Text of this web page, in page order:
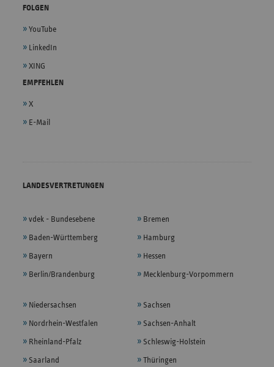
FOLGEN
YouTube
LinkedIn
XING
EMPFEHLEN
X
E-Mail
LANDESVERTRETUNGEN
vdek - Bundesebene
Baden-Württemberg
Bayern
Berlin/Brandenburg
Bremen
Hamburg
Hessen
Mecklenburg-Vorpommern
Niedersachsen
Nordrhein-Westfalen
Rheinland-Pfalz
Saarland
Sachsen
Sachsen-Anhalt
Schleswig-Holstein
Thüringen